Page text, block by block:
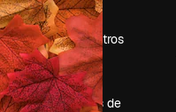
Precios
Sobre nosotros
Reviews
Empleo
Tendencias de